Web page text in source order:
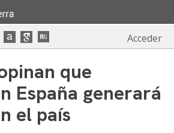
Acceder
que
España generará
el país